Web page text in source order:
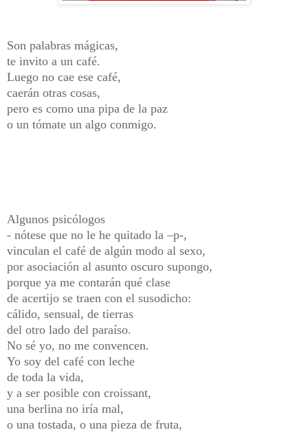
Son palabras mágicas,
te invito a un café.
Luego no cae ese café,
caerán otras cosas,
pero es como una pipa de la paz
o un tómate un algo conmigo.
Algunos psicólogos
- nótese que no le he quitado la –p-,
vinculan el café de algún modo al sexo,
por asociación al asunto oscuro supongo,
porque ya me contarán qué clase
de acertijo se traen con el susodicho:
cálido, sensual, de tierras
del otro lado del paraíso.
No sé yo, no me convencen.
Yo soy del café con leche
de toda la vida,
y a ser posible con croissant,
una berlina no iría mal,
o una tostada, o una pieza de fruta,